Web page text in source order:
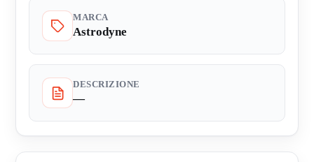
MARCA
Astrodyne
DESCRIZIONE
—